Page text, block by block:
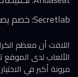
Secretlab: خصم يصل إلى 119 دولاراً على كراسيها الشهيرة
اللافت أن معظم
الألعاب لدى
مرونة أكبر في